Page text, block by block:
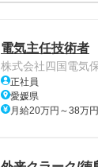
電気主任技術者
株式会社四国電気
正社員
愛媛県
月給20万円～38万円